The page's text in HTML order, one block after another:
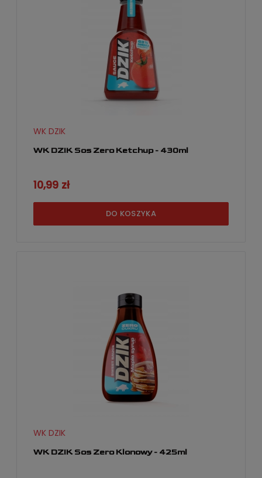
WK DZIK Sos Zero Ketchup - 430ml
WK DZIK
10,99 zł
DO KOSZYKA
WK DZIK Sos Zero Klonowy - 425ml
WK DZIK